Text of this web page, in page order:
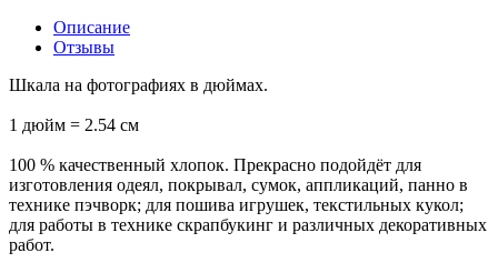
Описание
Отзывы
Шкала на фотографиях в дюймах.
1 дюйм = 2.54 см
100 % качественный хлопок. Прекрасно подойдёт для
изготовления одеял, покрывал, сумок, аппликаций, панно в
технике пэчворк; для пошива игрушек, текстильных кукол;
для работы в технике скрапбукинг и различных декоративных
работ.